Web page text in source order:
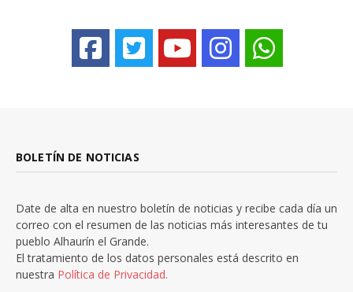
BOLETÍN DE NOTICIAS
Date de alta en nuestro boletín de noticias y recibe cada día un
correo con el resumen de las noticias más interesantes de tu
pueblo Alhaurín el Grande.
El tratamiento de los datos personales está descrito en
nuestra Política de Privacidad.